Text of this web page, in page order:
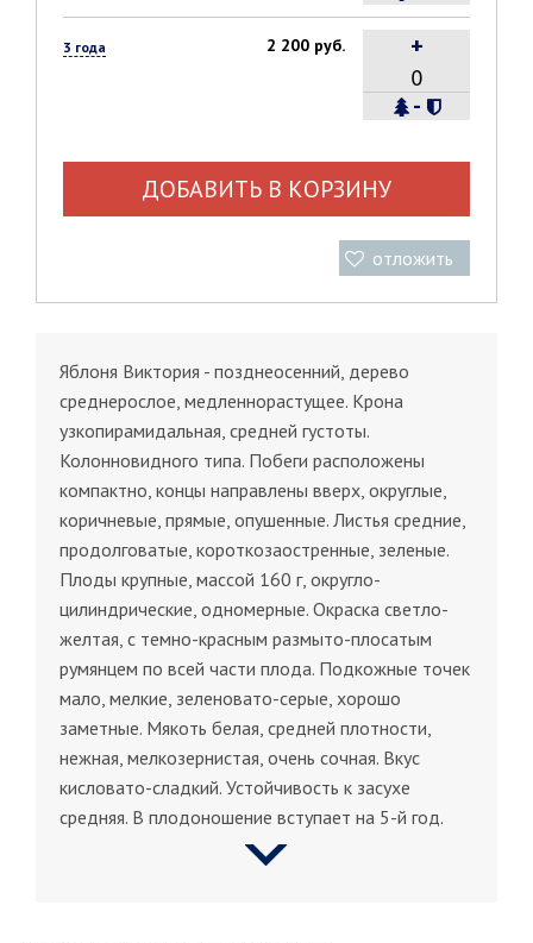
3 года 2 200 руб.
-
+
ДОБАВИТЬ В КОРЗИНУ
отложить
Яблоня Виктория - позднеосенний, дерево
среднерослое, медленнорастущее. Крона
узкопирамидальная, средней густоты.
Колонновидного типа. Побеги расположены
компактно, концы направлены вверх, округлые,
коричневые, прямые, опушенные. Листья средние,
продолговатые, короткозаостренные, зеленые.
Плоды крупные, массой 160 г, округло-
цилиндрические, одномерные. Окраска светло-
желтая, с темно-красным размыто-плосатым
румянцем по всей части плода. Подкожные точек
мало, мелкие, зеленовато-серые, хорошо
заметные. Мякоть белая, средней плотности,
нежная, мелкозернистая, очень сочная. Вкус
кисловато-сладкий. Устойчивость к засухе
средняя. В плодоношение вступает на 5-й год.